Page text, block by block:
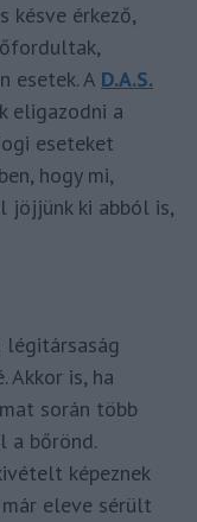
késve érkező,
esetek. A D.A.S.
eligazodni a
eseteket
hogy mi,
jöjjünk ki abból is,
is, ha
során több
a bőrönd.
képeznek
már eleve sérült